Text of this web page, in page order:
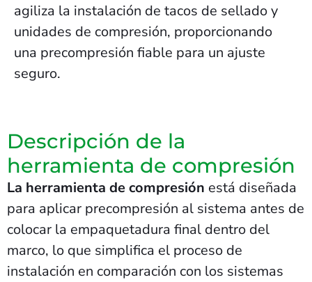
agiliza la instalación de tacos de sellado y
unidades de compresión, proporcionando
una precompresión fiable para un ajuste
seguro.
Descripción de la
herramienta de compresión
La herramienta de compresión está diseñada
para aplicar precompresión al sistema antes de
colocar la empaquetadura final dentro del
marco, lo que simplifica el proceso de
instalación en comparación con los sistemas